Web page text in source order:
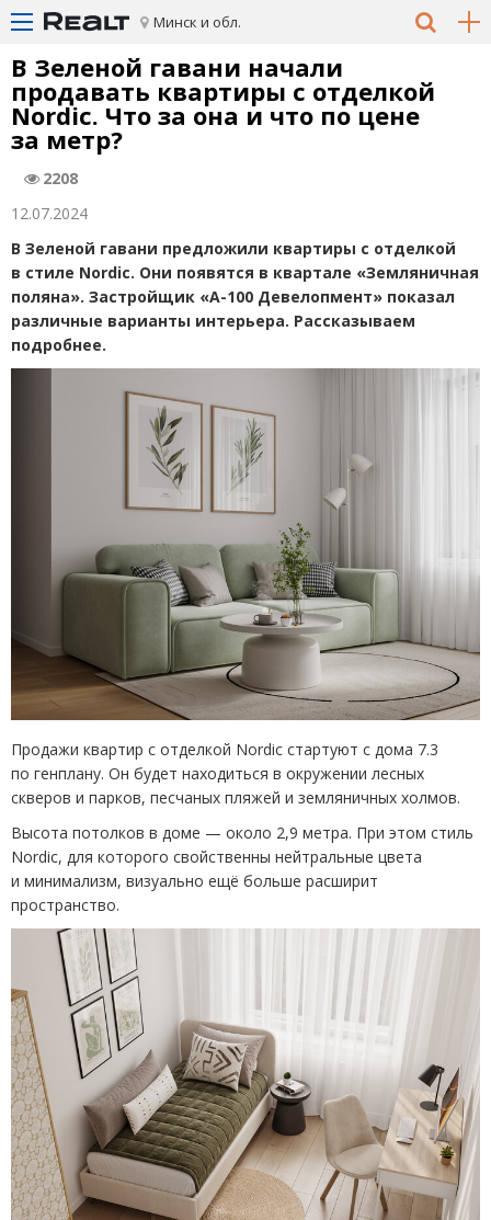
Минск и обл.
В Зеленой гавани начали
продавать квартиры с отделкой
Nordic. Что за она и что по цене
за метр?
2208
12.07.2024
В Зеленой гавани предложили квартиры с отделкой
в стиле Nordic. Они появятся в квартале «Земляничная
поляна». Застройщик «А-100 Девелопмент» показал
различные варианты интерьера. Рассказываем
подробнее.
Продажи квартир с отделкой Nordic стартуют с дома 7.3
по генплану. Он будет находиться в окружении лесных
скверов и парков, песчаных пляжей и земляничных холмов.
Высота потолков в доме — около 2,9 метра. При этом стиль
Nordic, для которого свойственны нейтральные цвета
и минимализм, визуально ещё больше расширит
пространство.